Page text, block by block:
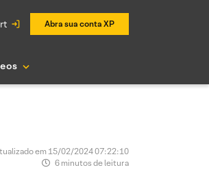
Abra sua conta XP
em 15/02/2024 07:22:10
6 minutos de leitura